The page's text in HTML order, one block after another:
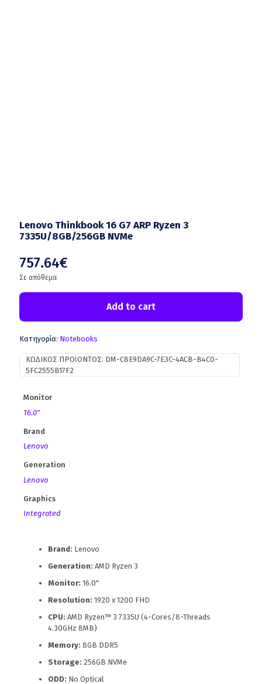
Lenovo Thinkbook 16 G7 ARP Ryzen 3
7335U/8GB/256GB NVMe
757.64€
Σε απόθεμα
Add to cart
Κατηγορία: Notebooks
ΚΩΔΙΚΌΣ ΠΡΟΪΌΝΤΟΣ: DM-C8E9DA9C-7E3C-4ACB-B4C0-
5FC2555B17F2
Monitor
16.0"
Brand
Lenovo
Generation
Lenovo
Graphics
Integrated
Brand: Lenovo
Generation: AMD Ryzen 3
Monitor: 16.0"
Resolution: 1920 x 1200 FHD
CPU: AMD Ryzen™ 3 7335U (4-Cores/8-Threads
4.30GHz 8MB)
Memory: 8GB DDR5
Storage: 256GB NVMe
ODD: No Optical